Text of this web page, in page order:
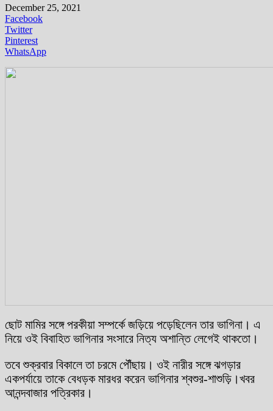
December 25, 2021
Facebook
Twitter
Pinterest
WhatsApp
ছোট মামির সঙ্গে পরকীয়া সম্পর্কে জড়িয়ে পড়েছিলেন তার ভাগিনা। এ
নিয়ে ওই বিবাহিত ভাগিনার সংসারে নিত্য অশান্তি লেগেই থাকতো।
তবে শুক্রবার বিকালে তা চরমে পৌঁছায়। ওই নারীর সঙ্গে ঝগড়ার
একপর্যায়ে তাকে বেধড়ক মারধর করেন ভাগিনার শ্বশুর-শাশুড়ি।খবর
আনন্দবাজার পত্রিকার।